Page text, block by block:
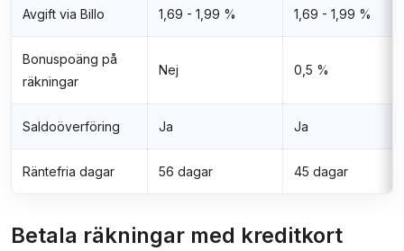
Avgift via Billo 1,69 - 1,99 % 1,69 - 1,99 %
Bonuspoäng på
räkningar
Nej 0,5 %
Saldoöverföring Ja Ja
Räntefria dagar 56 dagar 45 dagar
Betala räkningar med kreditkort